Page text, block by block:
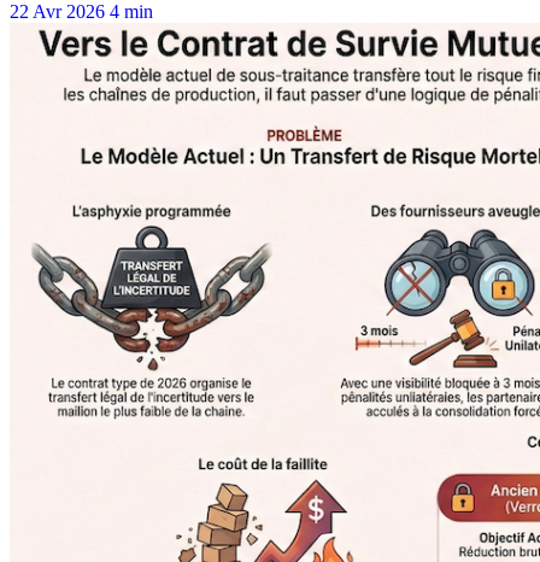
22 Avr 2026 4 min